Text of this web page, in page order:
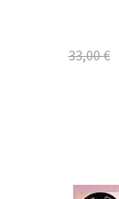
33,00€